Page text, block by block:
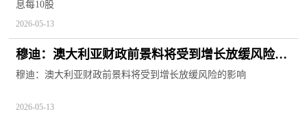
息每10股
2026-05-13
穆迪：澳大利亚财政前景料将受到增长放缓风险的
影响 焦点信息
穆迪：澳大利亚财政前景料将受到增长放缓风险的影响
2026-05-13